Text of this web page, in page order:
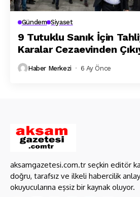
Gündem Siyaset
9 Tutuklu Sanık İçin
Karalar Cezaevinden
Haber Merkezi 6 Ay Önce
aksamgazetesi.com.tr seçkin editör
doğru, tarafsız ve ilkeli habercilik
okuyucularına eşsiz bir kaynak oluyor.